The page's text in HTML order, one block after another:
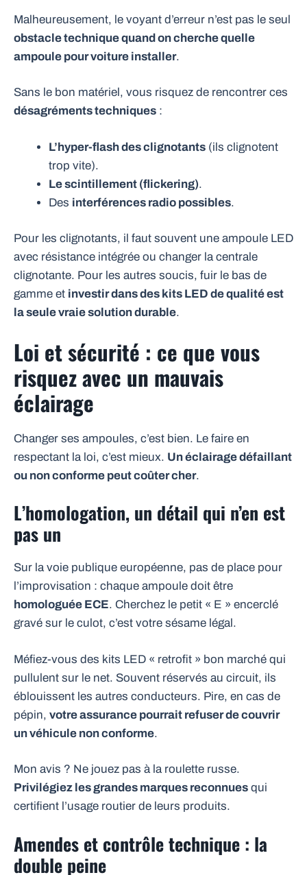
Malheureusement, le voyant d’erreur n’est pas le seul
obstacle technique quand on cherche quelle
ampoule pour voiture installer.
Sans le bon matériel, vous risquez de rencontrer ces
désagréments techniques :
L’hyper-flash des clignotants (ils clignotent
trop vite).
Le scintillement (flickering).
Des interférences radio possibles.
Pour les clignotants, il faut souvent une ampoule LED
avec résistance intégrée ou changer la centrale
clignotante. Pour les autres soucis, fuir le bas de
gamme et investir dans des kits LED de qualité est
la seule vraie solution durable.
Loi et sécurité : ce que vous
risquez avec un mauvais
éclairage
Changer ses ampoules, c’est bien. Le faire en
respectant la loi, c’est mieux. Un éclairage défaillant
ou non conforme peut coûter cher.
L’homologation, un détail qui n’en est
pas un
Sur la voie publique européenne, pas de place pour
l’improvisation : chaque ampoule doit être
homologuée ECE. Cherchez le petit « E » encerclé
gravé sur le culot, c’est votre sésame légal.
Méfiez-vous des kits LED « retrofit » bon marché qui
pullulent sur le net. Souvent réservés au circuit, ils
éblouissent les autres conducteurs. Pire, en cas de
pépin, votre assurance pourrait refuser de couvrir
un véhicule non conforme.
Mon avis ? Ne jouez pas à la roulette russe.
Privilégiez les grandes marques reconnues qui
certifient l’usage routier de leurs produits.
Amendes et contrôle technique : la
double peine